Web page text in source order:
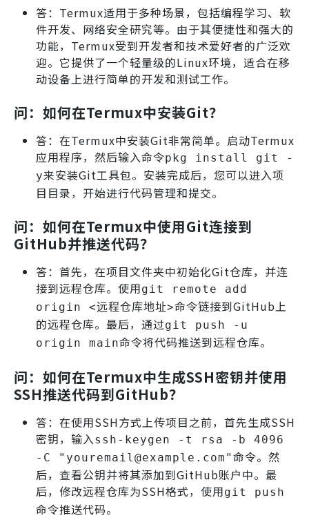
答：Termux适用于多种场景，包括编程学习、软
件开发、网络安全研究等。由于其便捷性和强大的
功能，Termux受到开发者和技术爱好者的广泛欢
迎。它提供了一个轻量级的Linux环境，适合在移
动设备上进行简单的开发和测试工作。
问：如何在Termux中安装Git？
答：在Termux中安装Git非常简单。启动Termux
应用程序，然后输入命令pkg install git -
y来安装Git工具包。安装完成后，您可以进入项
目目录，开始进行代码管理和提交。
问：如何在Termux中使用Git连接到
GitHub并推送代码？
答：首先，在项目文件夹中初始化Git仓库，并连
接到远程仓库。使用git remote add
origin <远程仓库地址>命令链接到GitHub上
的远程仓库。最后，通过git push -u
origin main命令将代码推送到远程仓库。
问：如何在Termux中生成SSH密钥并使用
SSH推送代码到GitHub？
答：在使用SSH方式上传项目之前，首先生成SSH
密钥，输入 ssh-keygen -t rsa -b 4096
-C "youremail@example.com" 命令。然
后，查看公钥并将其添加到GitHub账户中。最
后，修改远程仓库为SSH格式，使用git push
命令推送代码。